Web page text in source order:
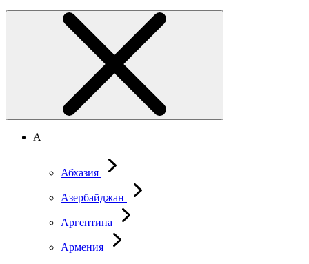
А
Абхазия
Азербайджан
Аргентина
Армения